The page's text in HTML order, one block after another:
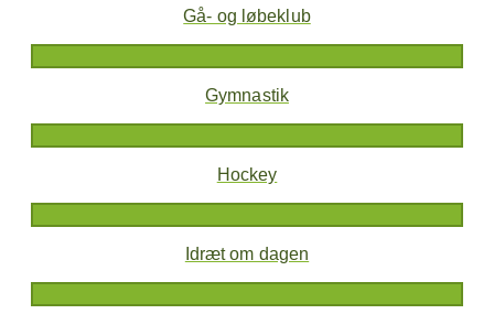
Gå- og løbeklub
Gymnastik
Hockey
Idræt om dagen